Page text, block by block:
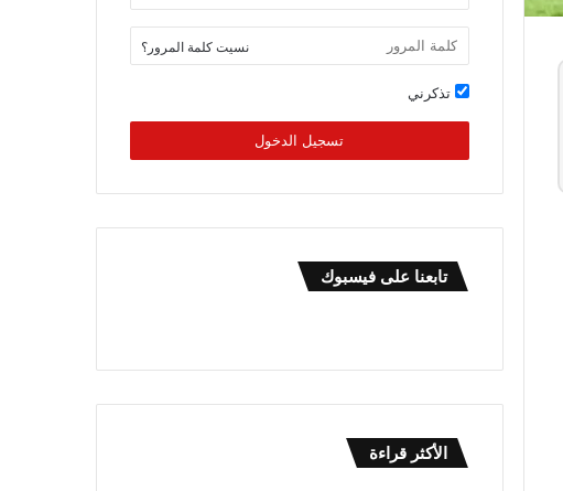
نسيت كلمة المرور؟
تذكرني
تسجيل الدخول
تابعنا على فيسبوك
الأكثر قراءة